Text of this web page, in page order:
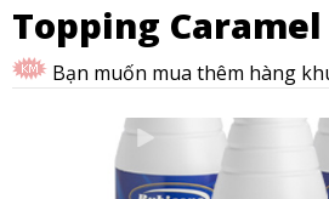
Topping Caramel
Bạn muốn mua thêm hàng